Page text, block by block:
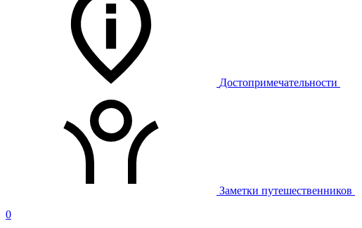
Достопримечательности
Заметки путешественников
0